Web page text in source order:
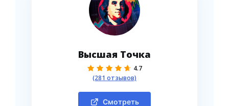
Высшая Точка
4.7
(281 отзывов)
Смотреть